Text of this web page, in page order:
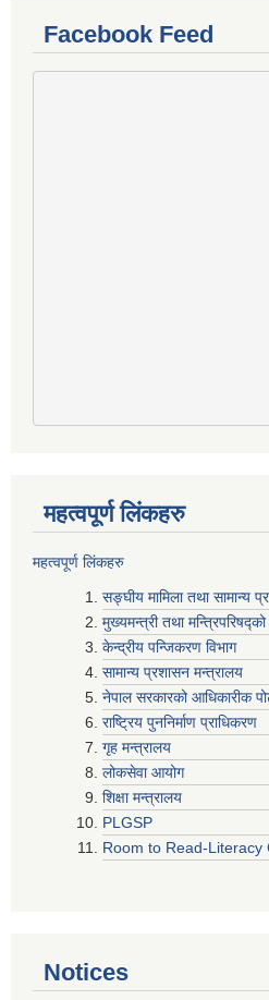
Facebook Feed
महत्वपूर्ण लिंकहरु
महत्वपूर्ण लिंकहरु
सङ्घीय मामिला तथा सामान्य
मुख्यमन्त्री तथा मन्त्रिपरिषद्‍को
केन्द्रीय पन्जिकरण विभाग
सामान्य प्रशासन मन्त्रालय
नेपाल सरकारको आधिकारीक
राष्ट्रिय पुननिर्माण प्राधिकरण
गृह मन्त्रालय
लोकसेवा आयोग
शिक्षा मन्त्रालय
PLGSP
Room to Read-Literacy
Notices